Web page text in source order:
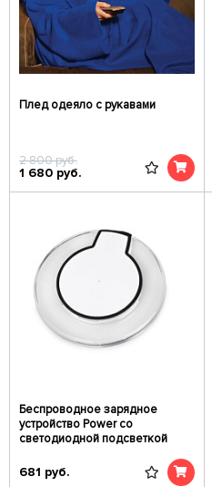
Плед одеяло с рукавами
2 800руб.
1 680 руб.
Беспроводное зарядное
устройcтво Power со
светодиодной подсветкой
681 руб.